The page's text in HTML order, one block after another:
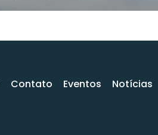
Contato Eventos Notícias